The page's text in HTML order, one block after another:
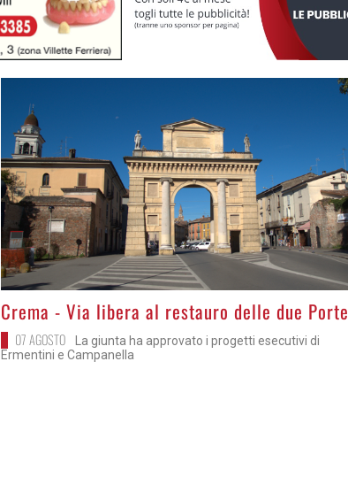
>
Crema - Via libera al restauro delle due Porte
07 AGOSTO
La giunta ha approvato i progetti esecutivi di
Ermentini e Campanella